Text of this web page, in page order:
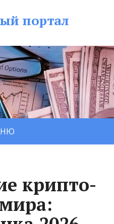
портал
крипто-